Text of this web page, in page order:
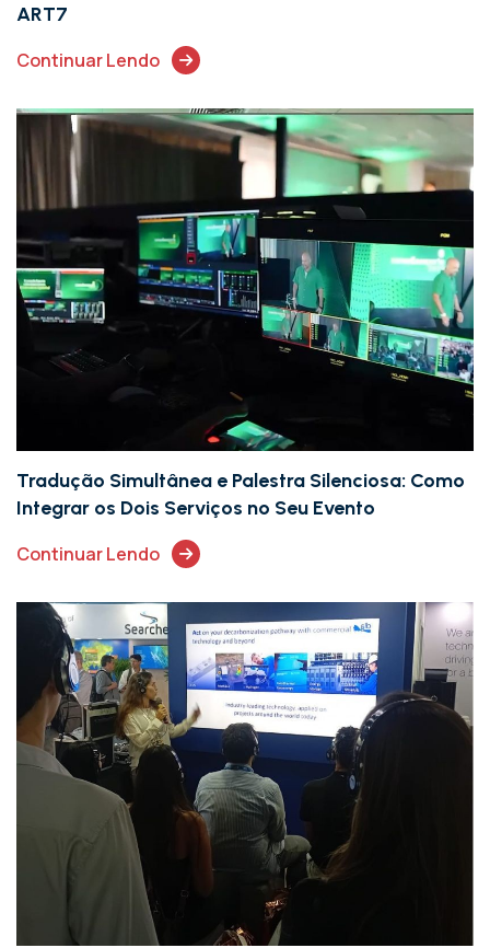
ART7
Continuar Lendo
Tradução Simultânea e Palestra Silenciosa: Como
Integrar os Dois Serviços no Seu Evento
Continuar Lendo